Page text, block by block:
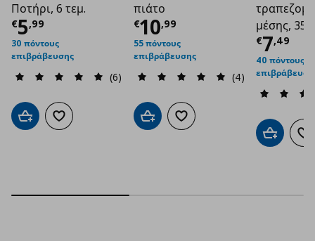
Ποτήρι, 6 τεμ.
€5,99
Τρέχουσα τιμή€ 5,99
30 πόντους
επιβράβευσης
(6)
Προσθήκη στο καλάθι
Προσθήκη στα αγαπημένα
πιάτο
€10,99
Τρέχουσα τιμή€
55 πόντους
επιβράβευσης
(4)
Προσθήκη στο καλάθι
Προσθήκη στα αγαπημένα
μέσης,
€7,49
40 πόντους
Προσθήκη